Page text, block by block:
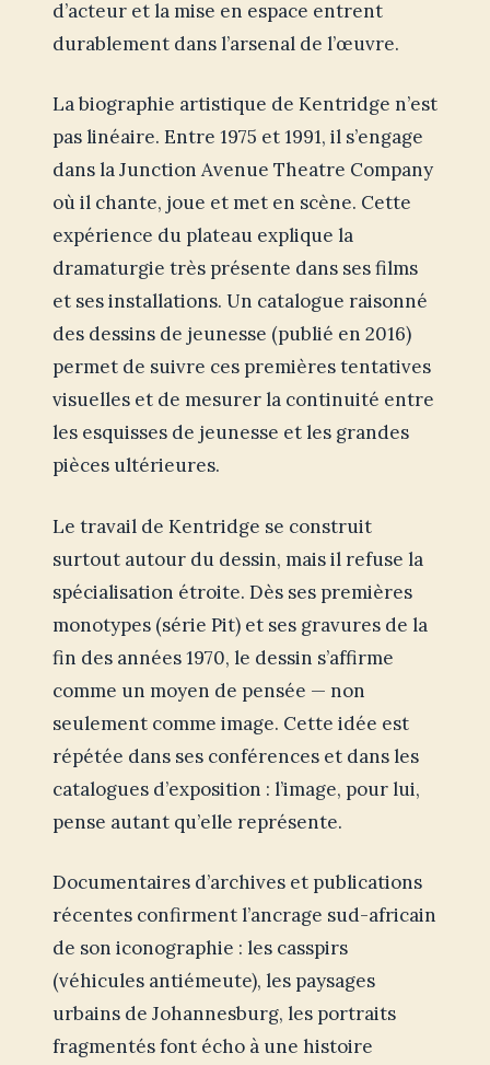
d’acteur et la mise en espace entrent
durablement dans l’arsenal de l’œuvre.
La biographie artistique de Kentridge n’est
pas linéaire. Entre 1975 et 1991, il s’engage
dans la Junction Avenue Theatre Company
où il chante, joue et met en scène. Cette
expérience du plateau explique la
dramaturgie très présente dans ses films
et ses installations. Un catalogue raisonné
des dessins de jeunesse (publié en 2016)
permet de suivre ces premières tentatives
visuelles et de mesurer la continuité entre
les esquisses de jeunesse et les grandes
pièces ultérieures.
Le travail de Kentridge se construit
surtout autour du dessin, mais il refuse la
spécialisation étroite. Dès ses premières
monotypes (série Pit) et ses gravures de la
fin des années 1970, le dessin s’affirme
comme un moyen de pensée — non
seulement comme image. Cette idée est
répétée dans ses conférences et dans les
catalogues d’exposition : l’image, pour lui,
pense autant qu’elle représente.
Documentaires d’archives et publications
récentes confirment l’ancrage sud-africain
de son iconographie : les casspirs
(véhicules antiémeute), les paysages
urbains de Johannesburg, les portraits
fragmentés font écho à une histoire